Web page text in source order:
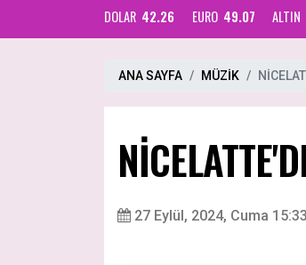
DOLAR 42.26 EURO 49.07 ALTIN
ANA SAYFA MÜZİK
27 Eylül, 2024, Cuma 15:33